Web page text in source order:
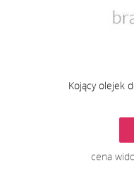
Kojący olejek
cena